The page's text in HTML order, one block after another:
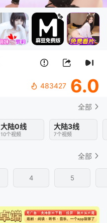
483427 6.0
全部
大陆0线
10个视频
大陆3线
7个视频
全部
4 5